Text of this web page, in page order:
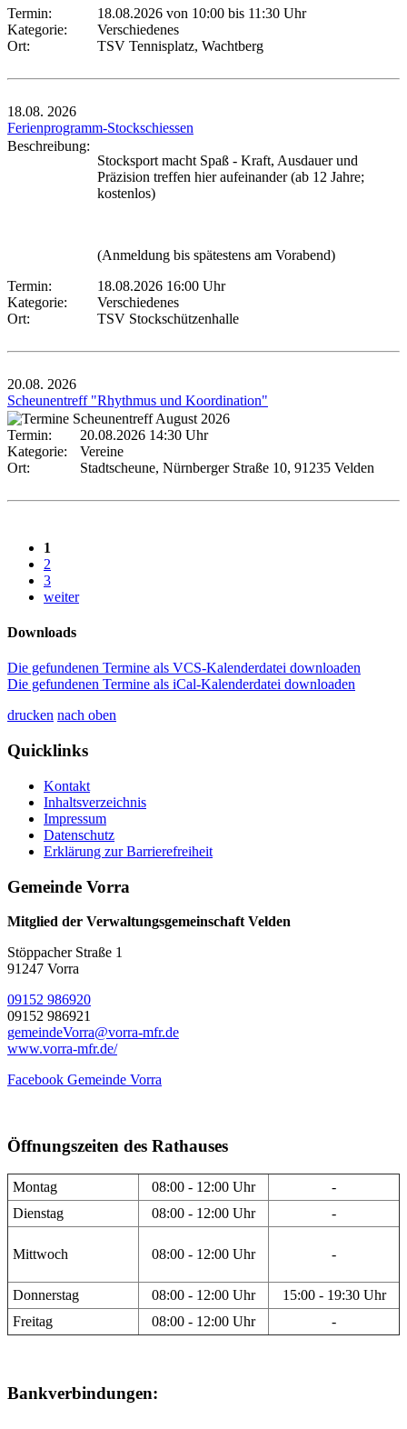
Termin:
18.08.2026 von 10:00 bis 11:30 Uhr
Kategorie:
Verschiedenes
Ort:
TSV Tennisplatz, Wachtberg
18.08. 2026
Ferienprogramm-Stockschiessen
Beschreibung:
Stocksport macht Spaß - Kraft, Ausdauer und
Präzision treffen hier aufeinander (ab 12 Jahre;
kostenlos)
(Anmeldung bis spätestens am Vorabend)
Termin:
18.08.2026 16:00 Uhr
Kategorie:
Verschiedenes
Ort:
TSV Stockschützenhalle
20.08. 2026
Scheunentreff "Rhythmus und Koordination"
Termin:
20.08.2026 14:30 Uhr
Kategorie:
Vereine
Ort:
Stadtscheune, Nürnberger Straße 10, 91235 Velden
1
2
3
weiter
Downloads
Die gefundenen Termine als VCS-Kalenderdatei downloaden
Die gefundenen Termine als iCal-Kalenderdatei downloaden
drucken nach oben
Quicklinks
Kontakt
Inhaltsverzeichnis
Impressum
Datenschutz
Erklärung zur Barrierefreiheit
Gemeinde Vorra
Mitglied der Verwaltungsgemeinschaft Velden
Stöppacher Straße 1
91247 Vorra
09152 986920
09152 986921
gemeindeVorra@vorra-mfr.de
www.vorra-mfr.de/
Facebook Gemeinde Vorra
Öffnungszeiten des Rathauses
Montag 08:00 - 12:00 Uhr
-
Dienstag
08:00 - 12:00 Uhr -
Mittwoch 08:00 - 12:00 Uhr -
Donnerstag 08:00 - 12:00 Uhr
15:00 - 19:30 Uhr
Freitag
08:00 - 12:00 Uhr -
Bankverbindungen: